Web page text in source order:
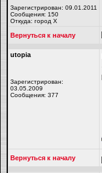
Зарегистрирован: 09.01.2011
Сообщения: 150
Откуда: город Х
Вернуться к началу
utopiа
Зарегистрирован:
03.05.2009
Сообщения: 377
Вернуться к началу